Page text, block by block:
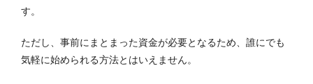
す。
ただし、事前にまとまった資金が必要となるため、誰にでも
気軽に始められる方法とはいえません。